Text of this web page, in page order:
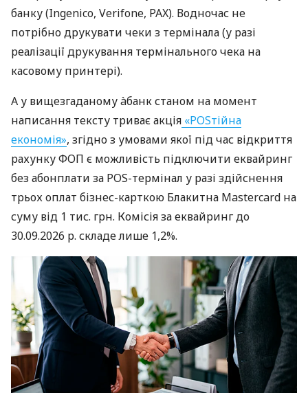
банку (Ingenico, Verifone, PAX). Водночас не
потрібно друкувати чеки з термінала (у разі
реалізації друкування термінального чека на
касовому принтері).
А у вищезгаданому àбанк станом на момент
написання тексту триває акція «POSтійна
економія», згідно з умовами якої під час відкриття
рахунку ФОП є можливість підключити еквайринг
без абонплати за POS-термінал у разі здійснення
трьох оплат бізнес-карткою Блакитна Mastercard на
суму від 1 тис. грн. Комісія за еквайринг до
30.09.2026 р. складе лише 1,2%.